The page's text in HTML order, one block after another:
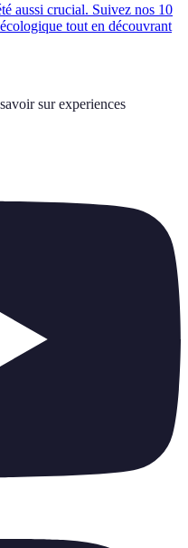
aussi crucial. Suivez nos 10
tout en découvrant
sur experiences